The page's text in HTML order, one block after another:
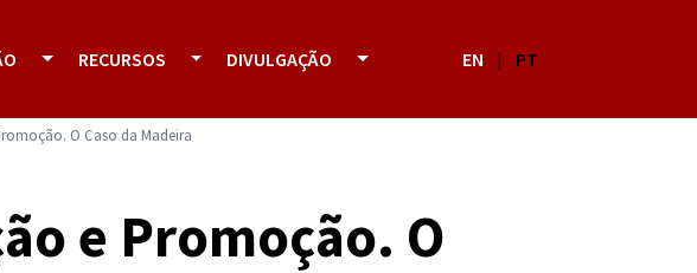
RECURSOS DIVULGAÇÃO EN | PT
O Caso da Madeira
e Promoção. O